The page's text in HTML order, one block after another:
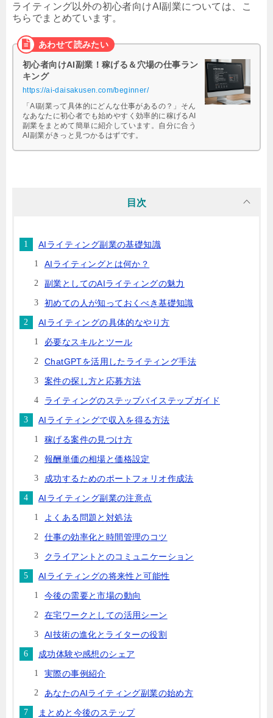
ライティング以外の初心者向けAI副業については、こ
ちらでまとめています。
初心者向けAI副業！稼げる＆穴場の仕事ラン
キング
https://ai-daisakusen.com/beginner/
「AI副業って具体的にどんな仕事があるの？」そん
なあなたに初心者でも始めやすく効率的に稼げるAI
副業をまとめて簡単に紹介しています。自分に合う
AI副業がきっと見つかるはずです。
目次
AIライティング副業の基礎知識
AIライティングとは何か？
副業としてのAIライティングの魅力
初めての人が知っておくべき基礎知識
AIライティングの具体的なやり方
必要なスキルとツール
ChatGPTを活用したライティング手法
案件の探し方と応募方法
ライティングのステップバイステップガイド
AIライティングで収入を得る方法
稼げる案件の見つけ方
報酬単価の相場と価格設定
成功するためのポートフォリオ作成法
AIライティング副業の注意点
よくある問題と対処法
仕事の効率化と時間管理のコツ
クライアントとのコミュニケーション
AIライティングの将来性と可能性
今後の需要と市場の動向
在宅ワークとしての活用シーン
AI技術の進化とライターの役割
成功体験や感想のシェア
実際の事例紹介
あなたのAIライティング副業の始め方
まとめと今後のステップ